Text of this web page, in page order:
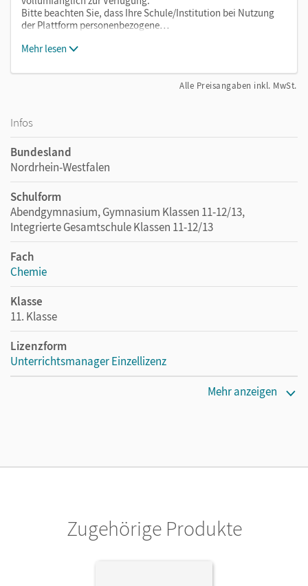
Bitte beachten Sie, dass Ihre Schule/Institution bei Nutzung
der Plattform personenbezogene…
Mehr lesen
Alle Preisangaben inkl. MwSt.
Infos
Bundesland
Nordrhein-Westfalen
Schulform
Abendgymnasium, Gymnasium Klassen 11-12/13,
Integrierte Gesamtschule Klassen 11-12/13
Fach
Chemie
Klasse
11. Klasse
Lizenzform
Unterrichtsmanager Einzellizenz
Unterrichtsmanagers solange das Lehrwerk erhältlich ist.
Mehr anzeigen
Zugehörige Produkte